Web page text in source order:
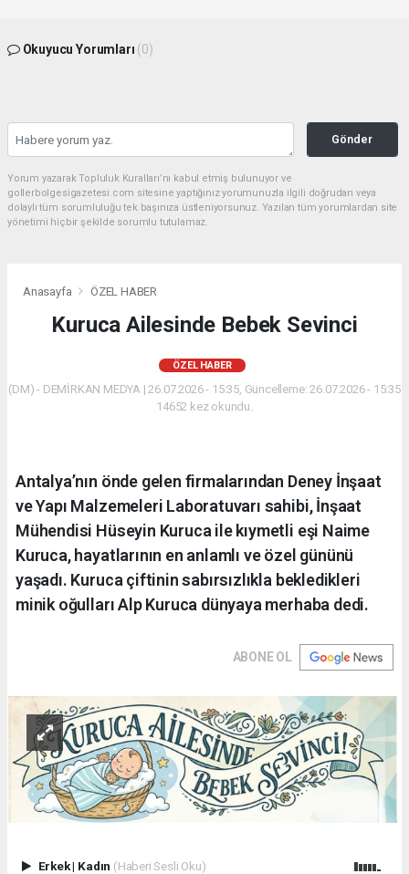
Okuyucu Yorumları (0)
Gönder
Yorum yazarak Topluluk Kuralları’nı kabul etmiş bulunuyor ve
gollerbolgesigazetesi.com sitesine yaptığınız yorumunuzla ilgili doğrudan veya
dolaylı tüm sorumluluğu tek başınıza üstleniyorsunuz. Yazılan tüm yorumlardan site
yönetimi hiçbir şekilde sorumlu tutulamaz.
Anasayfa ÖZEL HABER
Kuruca Ailesinde Bebek Sevinci
ÖZEL HABER
(DM) - DEMİRKAN MEDYA | 26.07.2026 - 15:35, Güncelleme: 26.07.2026 - 15:35
14652 kez okundu.
Antalya’nın önde gelen firmalarından Deney İnşaat
ve Yapı Malzemeleri Laboratuvarı sahibi, İnşaat
Mühendisi Hüseyin Kuruca ile kıymetli eşi Naime
Kuruca, hayatlarının en anlamlı ve özel gününü
yaşadı. Kuruca çiftinin sabırsızlıkla bekledikleri
minik oğulları Alp Kuruca dünyaya merhaba dedi.
ABONE OL
Erkek| Kadın (Haberi Sesli Oku)